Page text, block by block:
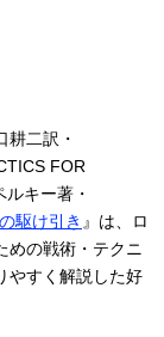
耕二訳・
FOR
キー著・
駆け引き 』は、ロ
めの戦術・テクニ
やすく解説した好